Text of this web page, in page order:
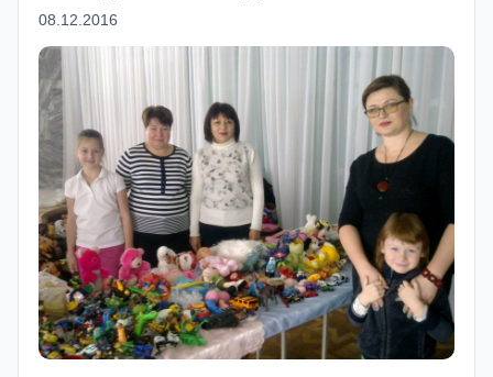
08.12.2016